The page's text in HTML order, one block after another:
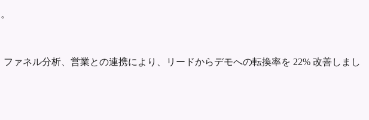
ァネル分析、営業との連携により、リードからデモへの転換率を 22% 改善しまし